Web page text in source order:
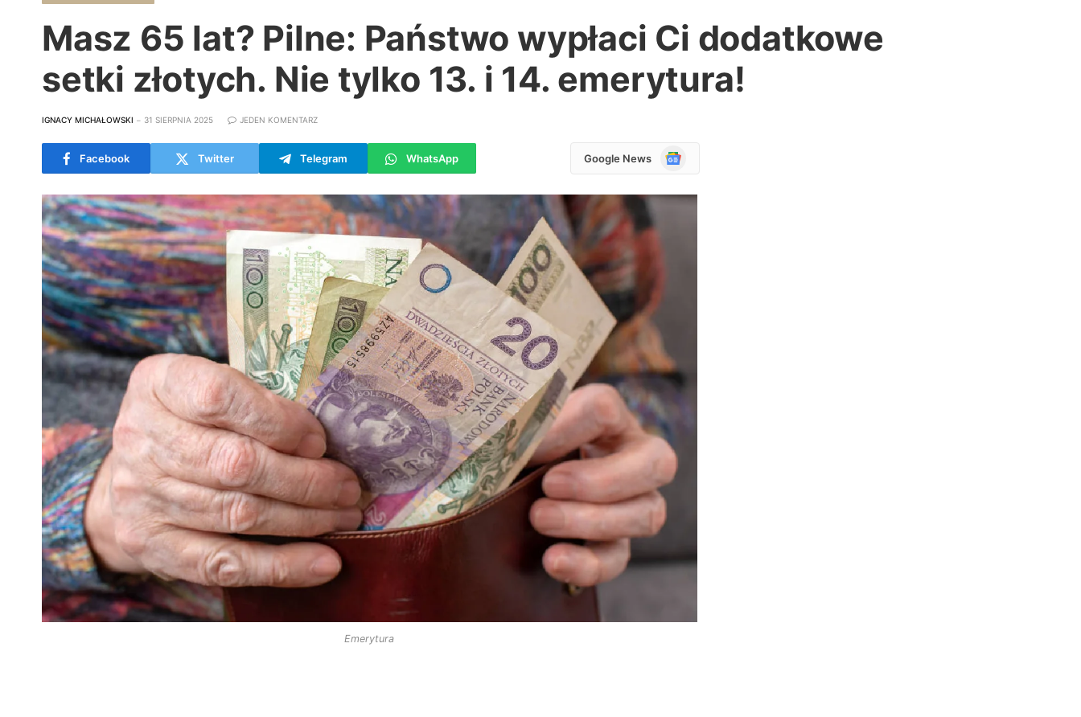
Masz 65 lat? Pilne: Państwo wypłaci Ci dodatkowe
setki złotych. Nie tylko 13. i 14. emerytura!
IGNACY MICHAŁOWSKI 31 SIERPNIA 2025 JEDEN KOMENTARZ
Facebook Twitter Telegram WhatsApp Google News
Google
Emerytura